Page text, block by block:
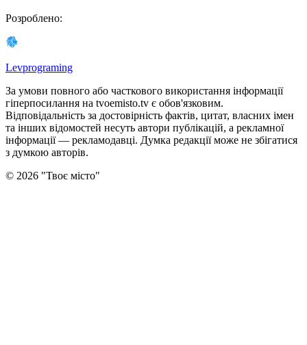
Розроблено:
Levprograming
За умови повного або часткового використання iнформацiї
гіперпосилання на tvoemisto.tv є обов'язковим.
Відповідальність за достовірність фактів, цитат, власних імен
та інших відомостей несуть автори публікацій, а рекламної
інформації — рекламодавці. Думка редакцiї може не збiгатися
з думкою авторiв.
© 2026 "Твоє місто"